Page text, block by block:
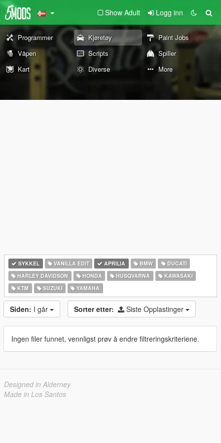
Show Adult Logg inn
Programmer Kjøretøy
Paint Jobs
Våpen
Scripts
Spiller
Kart
Diverse More
SYKKEL VANILLA EDIT APRILIA BMW
DUCATI
HARLEY DAVIDSON
HONDA HUSQVARNA
KAWASAKI
KTM
SUZUKI YAMAHA
Siden: I går Sorter etter: Siste Opplastinger
Ingen filer funnet, vennligst prøv å endre filtreringskriteriene.
Designed in Alderney
Made in Los Santos